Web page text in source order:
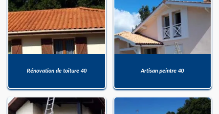
Rénovation de toiture 40 Artisan peintre 40